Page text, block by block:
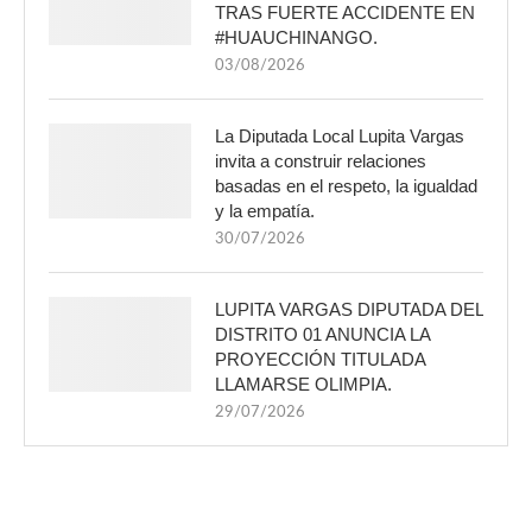
TRAS FUERTE ACCIDENTE EN
#HUAUCHINANGO.
03/08/2026
La Diputada Local Lupita Vargas
invita a construir relaciones
basadas en el respeto, la igualdad
y la empatía.
30/07/2026
LUPITA VARGAS DIPUTADA DEL
DISTRITO 01 ANUNCIA LA
PROYECCIÓN TITULADA
LLAMARSE OLIMPIA.
29/07/2026